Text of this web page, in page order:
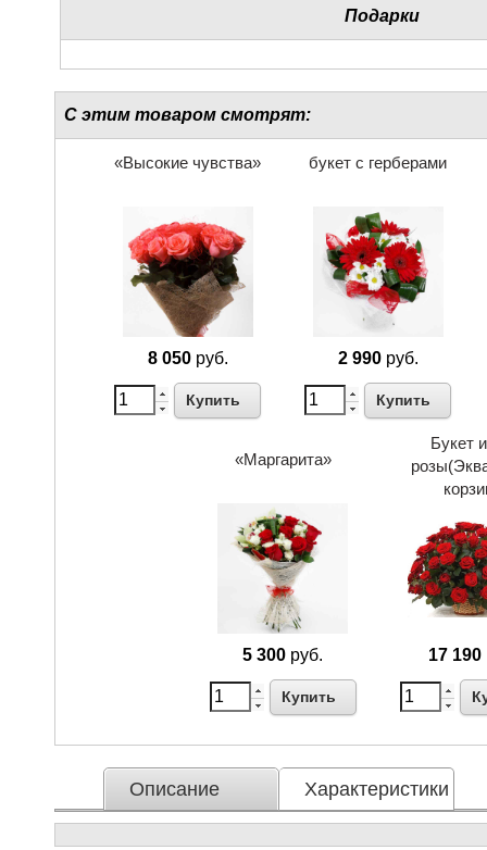
Подарки
С этим товаром смотрят:
«Высокие чувства»
8 050руб.
Купить
букет с герберами
2 990руб.
Купить
«Маргарита»
5 300 руб.
Купить
Букет
17 190
Описание Характеристики